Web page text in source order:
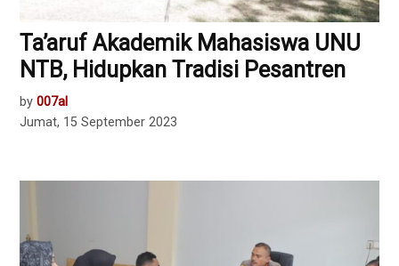
Ta’aruf Akademik Mahasiswa UNU
NTB, Hidupkan Tradisi Pesantren
by 007al
Jumat, 15 September 2023